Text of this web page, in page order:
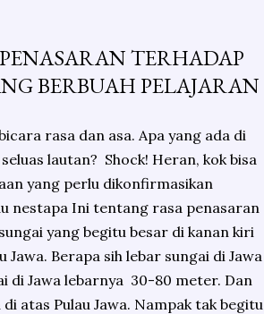
TERHADAP
BERBUAH PELAJARAN
rasa dan asa. Apa yang ada di
lautan? Shock! Heran, kok bisa
yang perlu dikonfirmasikan
nestapa Ini tentang rasa penasaran
yang begitu besar di kanan kiri
Berapa sih lebar sungai di Jawa
di Jawa lebarnya 30-80 meter. Dan
atas Pulau Jawa. Nampak tak begitu